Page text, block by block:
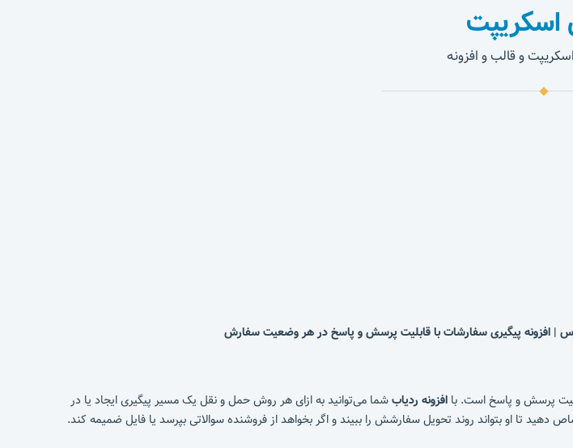
اسکریپت
اسکریپت و قالب و افزونه
| افزونه پیگیری سفارشات با قابلیت پرسش و پاسخ در هر وضعیت سفارش
پرسش و پاسخ است. با افزونه ردیابشما می‌توانید به ازای هر روش حمل و نقل یک مسیر پیگیری ایجاد یا در
تا او بتواند روند تحویل سفارشش را ببیند و اگر بخواهد از فروشنده سوالاتی بپرسد یا فایل ضمیمه کند.